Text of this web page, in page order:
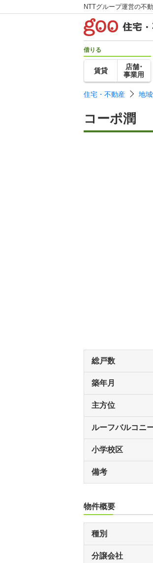
NTTグループ運営の不
借りる
賃貸
店舗･
事業用
住宅・不動産 地
コーポ潤
総戸数
築年月
主方位
ルーフバルコニ
小学校区
備考
物件概要
種別
分譲会社